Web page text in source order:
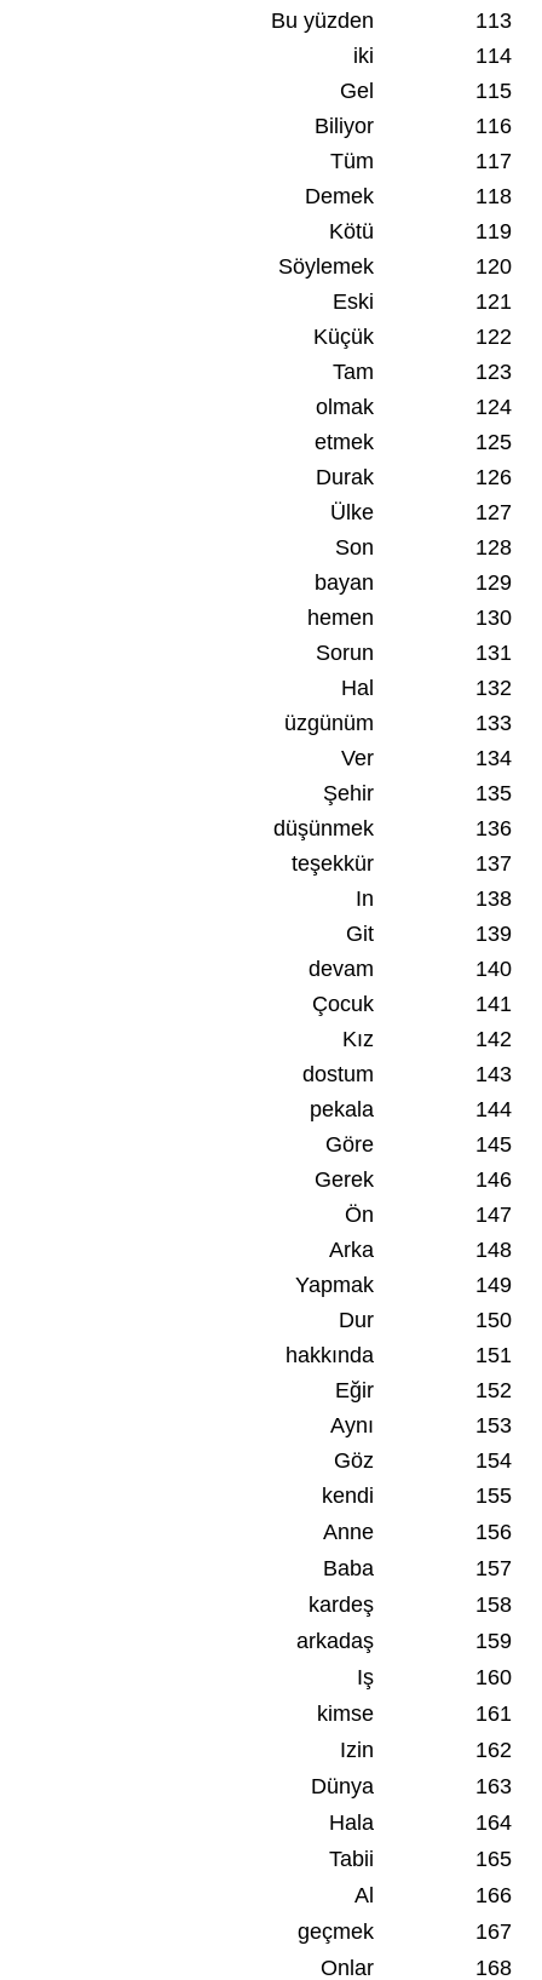
113
Bu yüzden
114
iki
115
Gel
116
Biliyor
117
Tüm
118
Demek
119
Kötü
120
Söylemek
121
Eski
122
Küçük
123
Tam
124
olmak
125
etmek
126
Durak
127
Ülke
128
Son
129
bayan
130
hemen
131
Sorun
132
Hal
133
üzgünüm
134
Ver
135
Şehir
136
düşünmek
137
teşekkür
138
In
139
Git
140
devam
141
Çocuk
142
Kız
143
dostum
144
pekala
145
Göre
146
Gerek
147
Ön
148
Arka
149
Yapmak
150
Dur
151
hakkında
152
Eğir
153
Aynı
154
Göz
155
kendi
156
Anne
157
Baba
158
kardeş
159
arkadaş
160
Iş
161
kimse
162
Izin
163
Dünya
164
Hala
165
Tabii
166
Al
167
geçmek
168
Onlar